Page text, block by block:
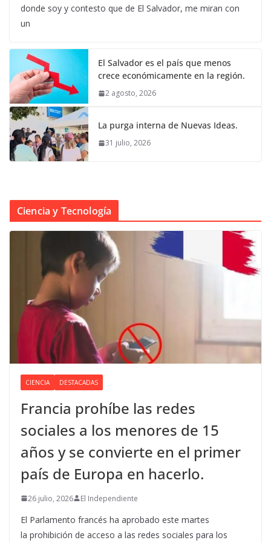
donde soy y contesto que de El Salvador, me miran con
un
El Salvador es el país que menos
crece económicamente en la región.
2 agosto, 2026
La purga interna de Nuevas Ideas.
31 julio, 2026
Ciencia y Tecnología
CIENCIA DESTACADAS
Francia prohíbe las redes
sociales a los menores de 15
años y se convierte en el primer
país de Europa en hacerlo.
26 julio, 2026 El Independiente
El Parlamento francés ha aprobado este martes
la prohibición de acceso a las redes sociales para los